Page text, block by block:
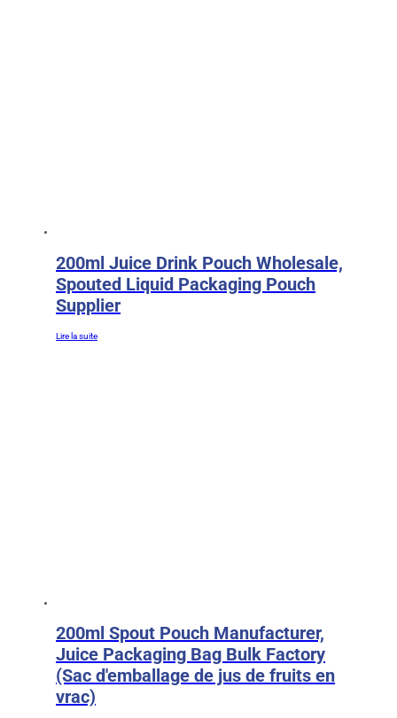
200ml Juice Drink Pouch Wholesale,
Spouted Liquid Packaging Pouch
Supplier
Lire la suite
200ml Spout Pouch Manufacturer,
Juice Packaging Bag Bulk Factory
(Sac d'emballage de jus de fruits en
vrac)